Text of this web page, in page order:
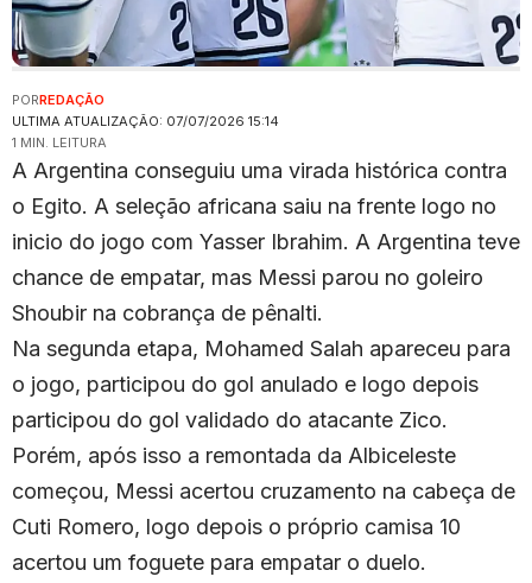
ULTIMA ATUALIZAÇÃO: 07/07/2026 15:14
PORREDAÇÃO
1 MIN. LEITURA
A Argentina conseguiu uma virada histórica contra
o Egito. A seleção africana saiu na frente logo no
inicio do jogo com Yasser Ibrahim. A Argentina teve
chance de empatar, mas Messi parou no goleiro
Shoubir na cobrança de pênalti.
Na segunda etapa, Mohamed Salah apareceu para
o jogo, participou do gol anulado e logo depois
participou do gol validado do atacante Zico.
Porém, após isso a remontada da Albiceleste
começou, Messi acertou cruzamento na cabeça de
Cuti Romero, logo depois o próprio camisa 10
acertou um foguete para empatar o duelo.